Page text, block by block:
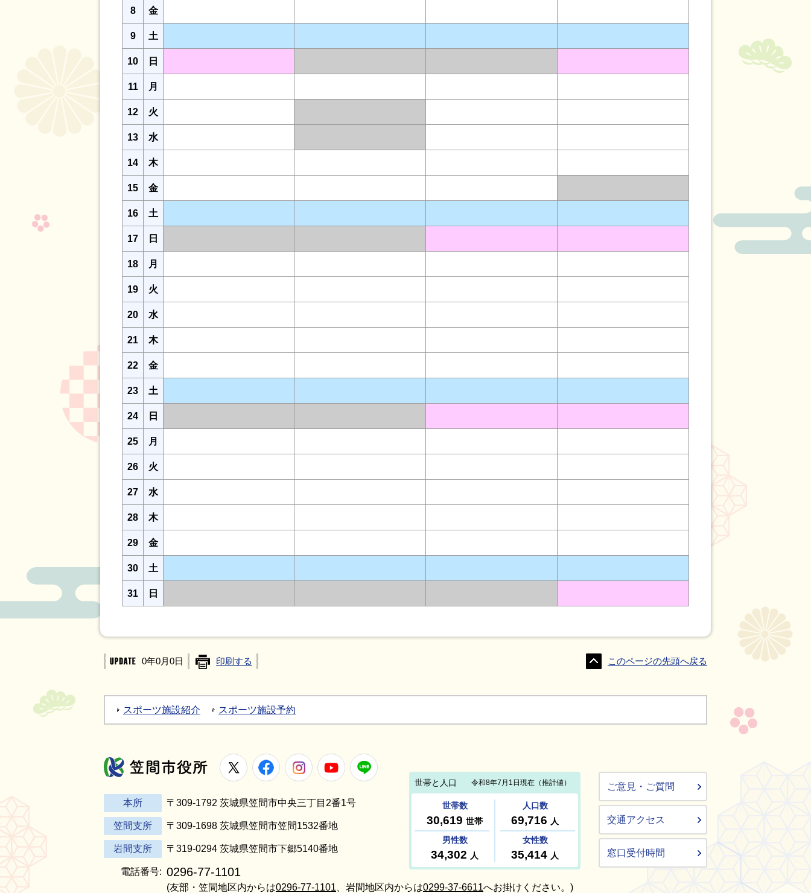
8 金
9 土
10 日
11 月
12 火
13 水
14 木
15 金
16 土
17 日
18 月
19 火
20 水
21 木
22 金
23 土
24 日
25 月
26 火
27 水
28 木
29 金
30 土
31 日
0年0月0日 印刷する このページの先頭へ戻る
スポーツ施設紹介 スポーツ施設予約
笠間市役所
X FacebookInstagramYoutube
本所 〒309-1792 茨城県笠間市中央三丁目2番1号
笠間支所 〒309-1698 茨城県笠間市笠間1532番地
岩間支所 〒319-0294 茨城県笠間市下郷5140番地
電話番号: 0296-77-1101
(友部・笠間地区内からは0296-77-1101 、岩間地区内からは0299-37-6611へお掛けください。)
ご意見・ご質問
交通アクセス
窓口受付時間